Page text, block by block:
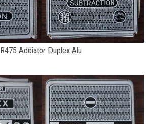
R475 Addiator Duplex Alu